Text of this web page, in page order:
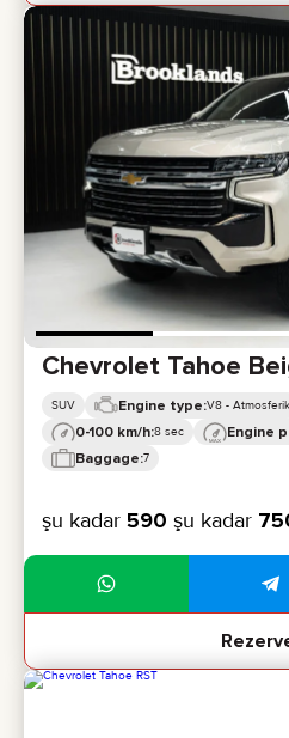
Chevrolet Tahoe
SUV Engine type:V8 - Atmosferik
0-100 km/h:8 sec Engine
Baggage:7
şu kadar 590 şu kadar